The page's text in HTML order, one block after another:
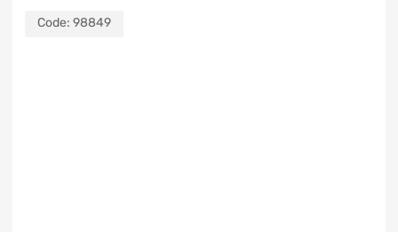
Code: 98849